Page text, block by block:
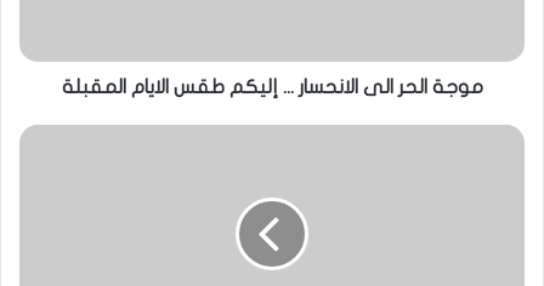
موجة الحر الى الانحسار ... إليكم طقس الايام المقبلة